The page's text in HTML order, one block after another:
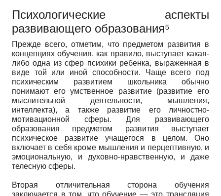
Психологические аспекты
развивающего образования⁵
Прежде всего, отметим, что предметом развития в
концепциях обучения, как правило, выступает какая-
либо одна из сфер психики ребенка, выраженная в
виде той или иной способности. Чаще всего под
психическим развитием школьника обычно
понимают его умственное развитие (развитие его
мыслительной деятельности, мышления,
интеллекта), а также развитие его личностно-
мотивационной сферы. Для развивающего
образования предметом развития выступает
психическое развитие учащегося в целом. Оно
включает в себя кроме мышления и перцептивную, и
эмоциональную, и духовно-нравственную, и даже
телесную сферы.
Вторая отличительная сторона обучения
заключается в том, что обучение — это трансляция